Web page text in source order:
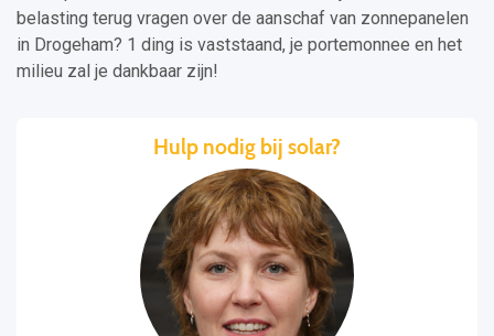
belasting terug vragen over de aanschaf van zonnepanelen
in Drogeham? 1 ding is vaststaand, je portemonnee en het
milieu zal je dankbaar zijn!
Hulp nodig bij solar?